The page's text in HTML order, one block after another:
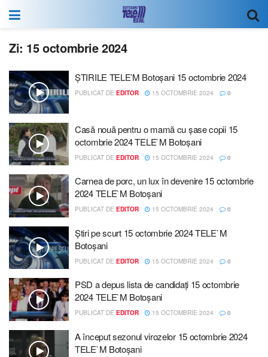
Zi: 15 octombrie 2024
ȘTIRILE TELE’M Botoșani 15 octombrie 2024
PUBLICAT DE EDITOR 15 OCTOMBRIE 2024 0
Casă nouă pentru o mamă cu șase copii 15
octombrie 2024 TELE`M Botoșani
PUBLICAT DE EDITOR 15 OCTOMBRIE 2024 0
Carnea de porc, un lux în devenire 15 octombrie
2024 TELE`M Botoșani
PUBLICAT DE EDITOR 15 OCTOMBRIE 2024 0
Știri pe scurt 15 octombrie 2024 TELE`M
Botoșani
PUBLICAT DE EDITOR 15 OCTOMBRIE 2024 0
PSD a depus lista de candidați 15 octombrie
2024 TELE`M Botoșani
PUBLICAT DE EDITOR 15 OCTOMBRIE 2024 0
A început sezonul virozelor 15 octombrie 2024
TELE`M Botoșani